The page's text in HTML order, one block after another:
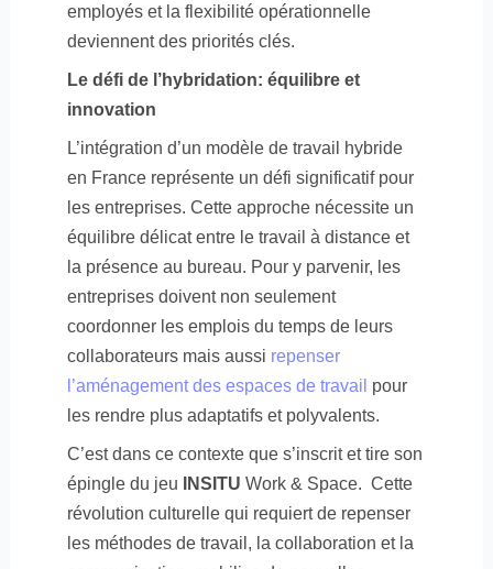
employés et la flexibilité opérationnelle
deviennent des priorités clés.
Le défi de l’hybridation: équilibre et
innovation
L’intégration d’un modèle de travail hybride
en France représente un défi significatif pour
les entreprises. Cette approche nécessite un
équilibre délicat entre le travail à distance et
la présence au bureau. Pour y parvenir, les
entreprises doivent non seulement
coordonner les emplois du temps de leurs
collaborateurs mais aussi repenser
l’aménagement des espaces de travail pour
les rendre plus adaptatifs et polyvalents.
C’est dans ce contexte que s’inscrit et tire son
épingle du jeu
INSITU Work & Space. Cette
révolution culturelle qui requiert de repenser
les méthodes de travail, la collaboration et la